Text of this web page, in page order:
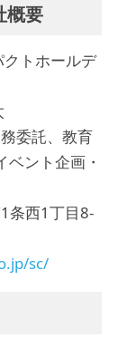
要
トホールデ
委託、教育
ント企画・
条西1丁目8-
sc/